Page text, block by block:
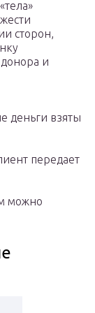
сторон,
и
деньги взяты
передает
можно